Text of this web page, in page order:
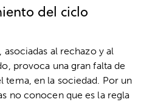
del ciclo
asociadas al rechazo y al
provoca una gran falta de
en la sociedad. Por un
no conocen que es la regla